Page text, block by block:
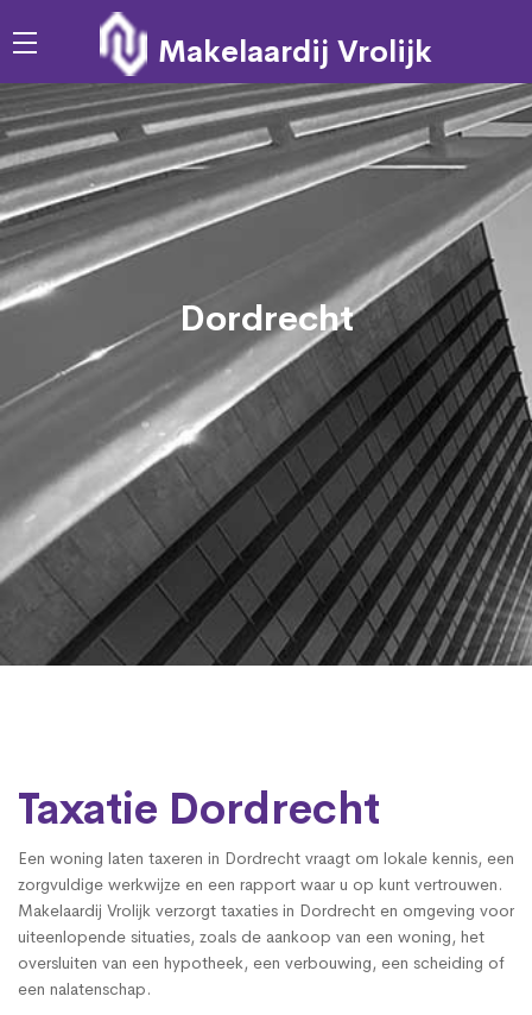
Makelaardij Vrolijk
Dordrecht
Taxatie Dordrecht
Een woning laten taxeren in Dordrecht vraagt om lokale kennis, een
zorgvuldige werkwijze en een rapport waar u op kunt vertrouwen.
Makelaardij Vrolijk verzorgt taxaties in Dordrecht en omgeving voor
uiteenlopende situaties, zoals de aankoop van een woning, het
oversluiten van een hypotheek, een verbouwing, een scheiding of
een nalatenschap.